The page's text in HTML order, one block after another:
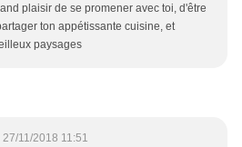
plaisir de se promener avec toi, d'être
ton appétissante cuisine, et
paysages
27/11/2018 11:51